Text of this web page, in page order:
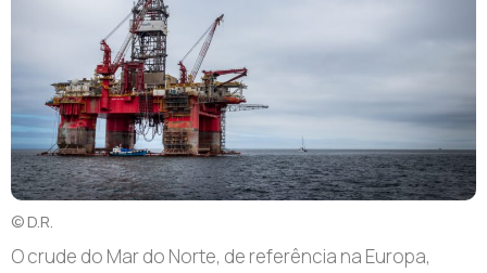
© D.R.
Ocrude do Mar do Norte, de referência na Europa,